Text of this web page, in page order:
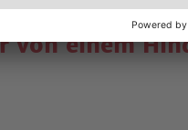
Senke ich
von einem